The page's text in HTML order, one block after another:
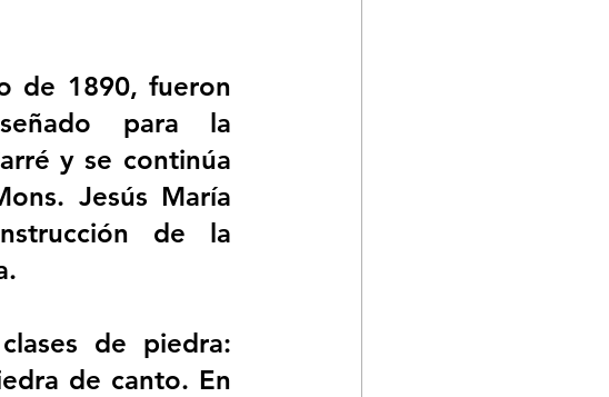
de 1890, fueron
para la
y se continúa
Jesús María
de la
de piedra:
de canto. En